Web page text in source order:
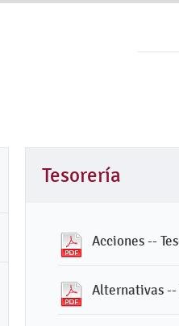
Tesorería
Acciones --
Alternativas --